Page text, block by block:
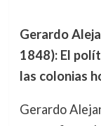
Gerardo
1848): El
las colonias
Gerardo